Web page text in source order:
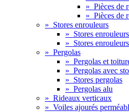
» Pièces de
» Pièces de
» Stores enrouleurs
» Stores
» Stores
» Pergolas
» Pergolas et
» Pergolas avec
» Stores pergolas
» Pergolas alu
» Rideaux verticaux
» Voiles ajourés